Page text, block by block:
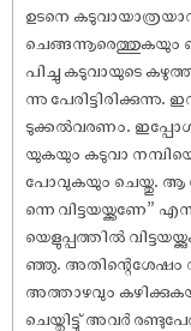
ഉടനെ
ചെങ്ങന്നൂരെത്തുകയും
പിച്ചു കടുവായുടെ
ന്നു
ടുക്കൽവരണം.
യുകയും കടുവാ
പോവുകയും ചെയ്തു. ആ
ന്നെ വിട്ടയയ്ക്കണേ”
യെളുപ്പത്തിൽ
ഞ്ഞു. അതിന്റെശേ‌ഷം
അത്താഴവും
ചെയ്തിട്ടു് അവർ